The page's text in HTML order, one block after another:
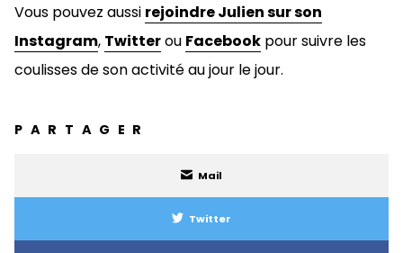
Vous pouvez aussi rejoindre Julien sur son
Instagram, Twitterou Facebook pour suivre les
coulisses de son activité au jour le jour.
PARTAGER
Mail
Twitter